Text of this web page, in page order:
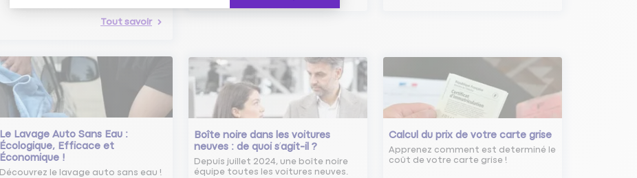
Tout savoir
Le Lavage Auto Sans Eau :
Écologique, Efficace et
Économique !
Découvrez le lavage auto sans eau !
Boîte noire dans les voitures
neuves : de quoi s’agit-il ?
Depuis juillet 2024, une boîte noire
équipe toutes les voitures neuves.
Calcul du prix de votre carte grise
Apprenez comment est determiné le
coût de votre carte grise !